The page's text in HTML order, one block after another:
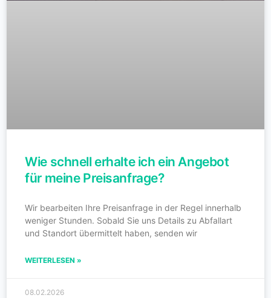
Wie schnell erhalte ich ein Angebot
für meine Preisanfrage?
Wir bearbeiten Ihre Preisanfrage in der Regel innerhalb
weniger Stunden. Sobald Sie uns Details zu Abfallart
und Standort übermittelt haben, senden wir
WEITERLESEN »
08.02.2026